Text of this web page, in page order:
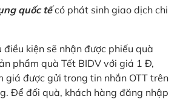
quốc tếcó phát sinh giao dịch chi
điều kiện sẽ nhận được phiếu quà
phẩm quà Tết BIDV với giá 1 Đ,
giá được gửi trong tin nhắn OTT trên
Để đối quà, khách hàng đăng nhập